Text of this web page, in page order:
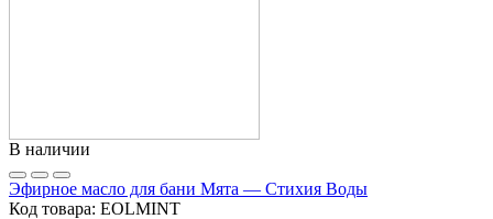
В наличии
Эфирное масло для бани Мята — Стихия Воды
Код товара: EOLMINT